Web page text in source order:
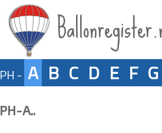
PH - A B C D E F G
PH-A..